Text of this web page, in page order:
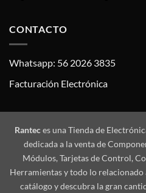
CONTACTO
Whatsapp: 56 2026 3835
Facturación Electrónica
Ranteces una Tienda de
dedicada a la venta de
Módulos, Tarjetas de Control,
Herramientas y todo lo
catálogo y descubra la gran